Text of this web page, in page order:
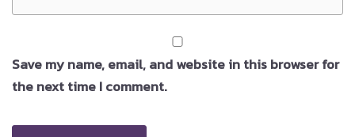
Save my name, email, and website in this browser for
the next time I comment.